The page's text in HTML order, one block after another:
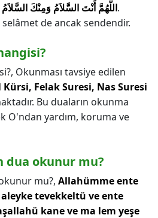
اللَّهُمَّ أَنْتَ السَّلاَمُ وَمِنْكَ السَّلاَمُ.
selâmet de ancak sendendir.
Okunması tavsiye edilen
Kürsi, Felak Suresi, Nas Suresi
Bu duaların okunma
O'ndan yardım, koruma ve
dua okunur mu?
mu?, Allahümme ente
tevekkeltü ve ente
kane ve ma lem yeşe